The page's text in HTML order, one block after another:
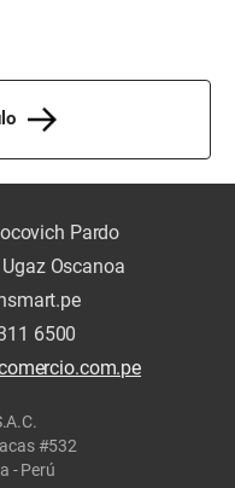
Pardo
Oscanoa
6500
#532
- Perú